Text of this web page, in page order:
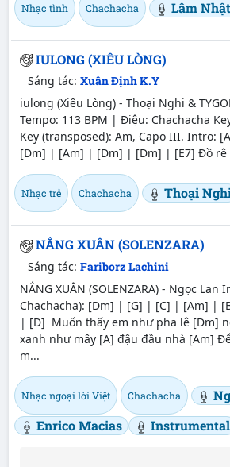
Nhạc tình Chachacha Lâm
IULONG (XIÊU LÒNG)
Sáng tác: Xuân Định K.Y
iulong (Xiêu Lòng) - Thoại Nghi &
Tempo: 113 BPM | Điệu: Chachacha
Key (transposed): Am, Capo III. Intro:
[Dm] | [Am] | [Dm] | [Dm] | [E7] Đồ rê
Nhạc trẻ Chachacha Thoại
NẮNG XUÂN (SOLENZARA)
Sáng tác: Fariborz Lachini
NẮNG XUÂN (SOLENZARA) - Ngọc Lan
Chachacha): [Dm] | [G] | [C] | [Am] |
| [D] Muốn thấy em như pha lê [Dm]
xanh như mây [A] đậu đầu nhà [Am]
m...
Nhạc ngoại lời Việt Chachacha
Enrico Macias
Instrumental